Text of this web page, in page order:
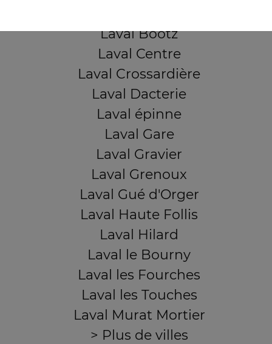
Laval Bootz
Laval Centre
Laval Crossardière
Laval Dacterie
Laval épinne
Laval Gare
Laval Gravier
Laval Grenoux
Laval Gué d'Orger
Laval Haute Follis
Laval Hilard
Laval le Bourny
Laval les Fourches
Laval les Touches
Laval Murat Mortier
> Plus de villes